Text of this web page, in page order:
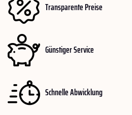
Transparente Preise
Günstiger Service
Schnelle Abwicklung